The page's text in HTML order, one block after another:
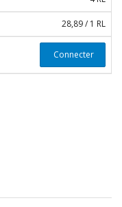
28,89 / 1 RL
Connecter